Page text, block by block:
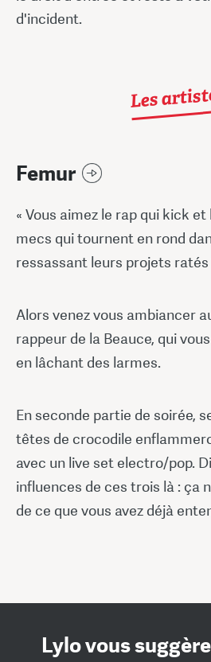
d'incident.
Les
Femur
« Vous aimez le rap qui kick
mecs qui tournent en rond
ressassant leurs projets ratés
Alors venez vous ambiancer
rappeur de la Beauce, qui
en lâchant des larmes.
En seconde partie de soirée,
têtes de crocodile
avec un live set electro/pop.
influences de ces trois là : ça
de ce que vous avez déjà
Lylo vous